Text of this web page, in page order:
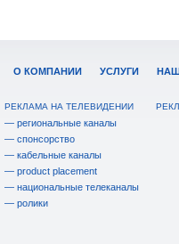
О КОМПАНИИ УСЛУГИ
РЕКЛАМА НА ТЕЛЕВИДЕНИИ
— региональные каналы
— спонсорство
— кабельные каналы
— product placement
— национальные телеканалы
— ролики